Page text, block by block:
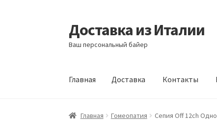
Перейти
к
навигации
Перейти
к
содержимому
Доставка из Италии
Ваш персональный байер
Главная Доставка Контакты
Главная Доставка Контакты Корзина Мой
Главная Гомеопатия Сепия Off 12ch